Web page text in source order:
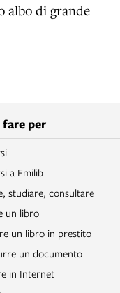
albo di grande
fare per
a Emilib
studiare, consultare
un libro
un libro in prestito
un documento
in Internet